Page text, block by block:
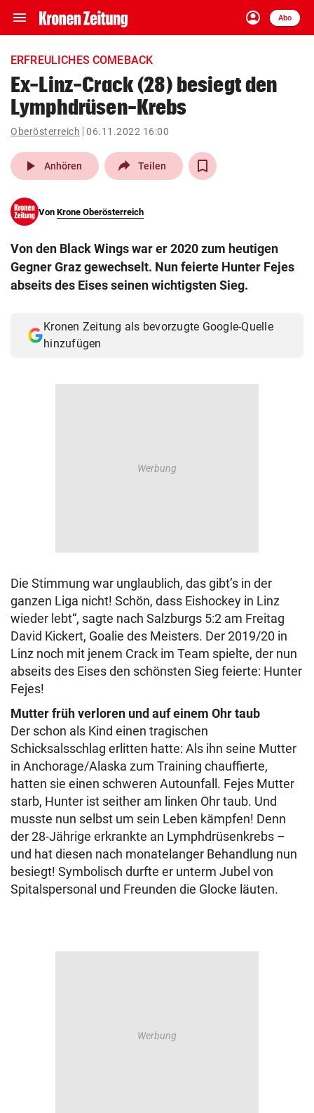
menu Navigation
ein-/ausklappen
account_circle
Anmelden
Abo
close Schließen
account_circle Anmelden
pin_drop
Wien arrow_right
search
eingeben
© Krone Multimedia GmbH & Co KG 2026
Muthgasse 2, 1190 Wien
ERFREULICHES COMEBACK
Ex-Linz-Crack (28) besiegt den
Lymphdrüsen-Krebs
Oberösterreich 06.11.2022 16:00
play_arrow Anhören Teilen
Von Krone Oberösterreich
Von den Black Wings war er 2020 zum heutigen
Gegner Graz gewechselt. Nun feierte Hunter Fejes
abseits des Eises seinen wichtigsten Sieg.
Kronen Zeitung als bevorzugte Google-Quelle
hinzufügen
Die Stimmung war unglaublich, das gibt’s in der
ganzen Liga nicht! Schön, dass Eishockey in Linz
wieder lebt“, sagte nach Salzburgs 5:2 am Freitag
David Kickert, Goalie des Meisters. Der 2019/20 in
Linz noch mit jenem Crack im Team spielte, der nun
abseits des Eises den schönsten Sieg feierte: Hunter
Fejes!
Mutter früh verloren und auf einem Ohr taub
Der schon als Kind einen tragischen
Schicksalsschlag erlitten hatte: Als ihn seine Mutter
in Anchorage/Alaska zum Training chauffierte,
hatten sie einen schweren Autounfall. Fejes Mutter
starb, Hunter ist seither am linken Ohr taub. Und
musste nun selbst um sein Leben kämpfen! Denn
der 28-Jährige erkrankte an Lymphdrüsenkrebs –
und hat diesen nach monatelanger Behandlung nun
besiegt! Symbolisch durfte er unterm Jubel von
Spitalspersonal und Freunden die Glocke läuten.